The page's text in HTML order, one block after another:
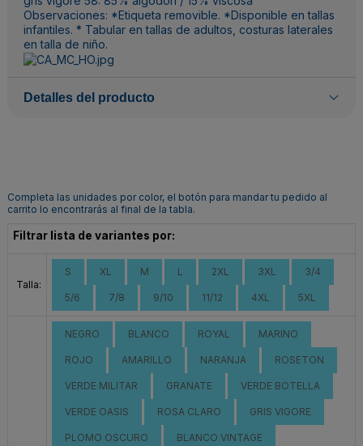
Observaciones: *Etiqueta removible. *Disponible en tallas
infantiles. * Tabular en tallas de adultos, costuras laterales
en talla de niño.
Detalles del producto
Completa las unidades por color, el botón para mandar tu pedido al
carrito lo encontrarás al final de la tabla.
Filtrar lista de variantes por:
Talla:
S XL M L 2XL 3XL 3/4
5/6 7/8 9/10 11/12 4XL 5XL
NEGRO BLANCO ROYAL MARINO
ROJO AMARILLO NARANJA ROSETON
VERDE MILITAR GRANATE VERDE BOTELLA
VERDE OASIS ROSA CLARO GRIS VIGORE
PLOMO OSCURO BLANCO VINTAGE